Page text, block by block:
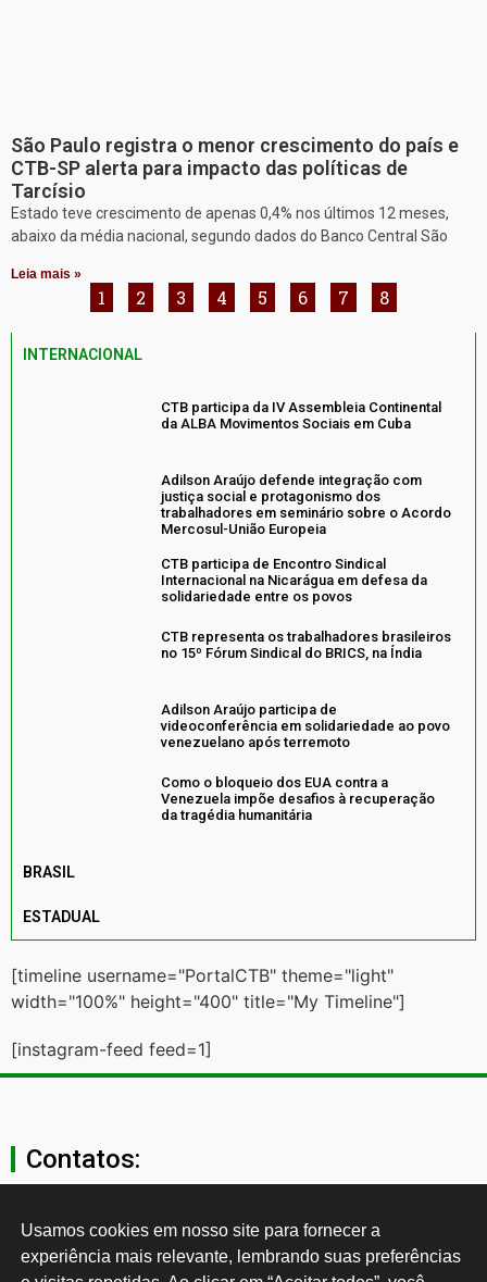
São Paulo registra o menor crescimento do país e
CTB-SP alerta para impacto das políticas de
Tarcísio
Estado teve crescimento de apenas 0,4% nos últimos 12 meses,
abaixo da média nacional, segundo dados do Banco Central São
Leia mais »
1 2 3 4 5 6 7 8
INTERNACIONAL
CTB participa da IV Assembleia Continental
da ALBA Movimentos Sociais em Cuba
Adilson Araújo defende integração com
justiça social e protagonismo dos
trabalhadores em seminário sobre o Acordo
Mercosul-União Europeia
CTB participa de Encontro Sindical
Internacional na Nicarágua em defesa da
solidariedade entre os povos
CTB representa os trabalhadores brasileiros
no 15º Fórum Sindical do BRICS, na Índia
Adilson Araújo participa de
videoconferência em solidariedade ao povo
venezuelano após terremoto
Como o bloqueio dos EUA contra a
Venezuela impõe desafios à recuperação
da tragédia humanitária
BRASIL
ESTADUAL
[timeline username="PortalCTB" theme="light"
width="100%" height="400" title="My Timeline"]
[instagram-feed feed=1]
Contatos:
secgeral@ctb.org.br
11 3874-0040
Usamos cookies em nosso site para fornecer a
experiência mais relevante, lembrando suas preferências